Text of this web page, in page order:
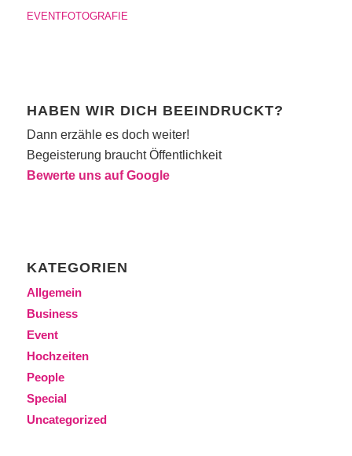
EVENTFOTOGRAFIE
HABEN WIR DICH BEEINDRUCKT?
Dann erzähle es doch weiter!
Begeisterung braucht Öffentlichkeit
Bewerte uns auf Google
KATEGORIEN
Allgemein
Business
Event
Hochzeiten
People
Special
Uncategorized